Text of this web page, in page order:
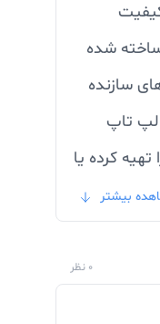
کننده ی ضمانت و کیفیت
شده
سازنده
باشد. کلیه باتری های لپ تاپ
کرده یا
بیشتر
0 نظر